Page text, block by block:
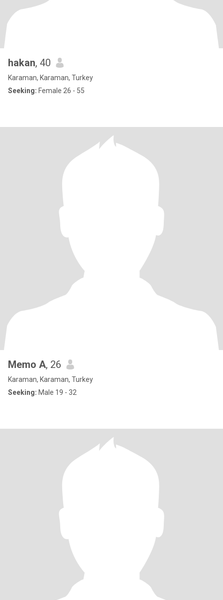
hakan, 40
Karaman, Karaman, Turkey
Seeking: Female 26 - 55
Memo A, 26
Karaman, Karaman, Turkey
Seeking: Male 19 - 32